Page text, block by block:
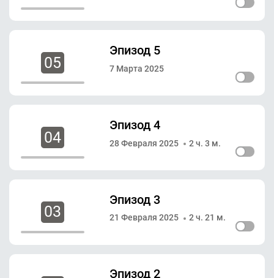
05
Эпизод 5
7 Марта 2025
04
Эпизод 4
28 Февраля 2025 2 ч. 3 м.
03
Эпизод 3
21 Февраля 2025 2 ч. 21 м.
Эпизод 2